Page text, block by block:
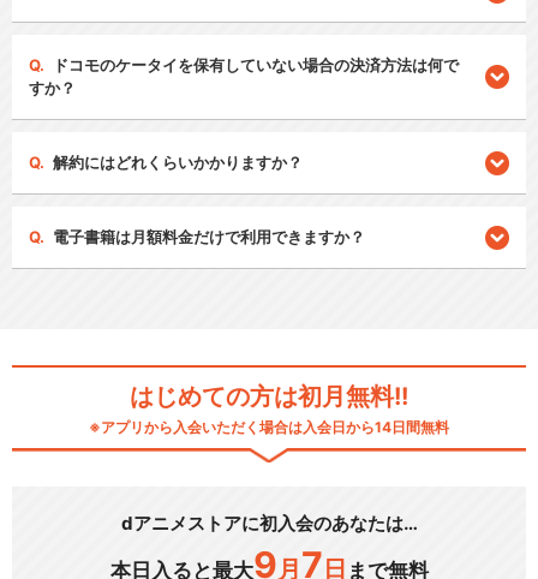
ドコモのケータイを保有していない場合の決済方法は何で
すか？
解約にはどれくらいかかりますか？
電子書籍は月額料金だけで利用できますか？
はじめての方は初月無料!!
※アプリから入会いただく場合は入会日から14日間無料
dアニメストアに初入会のあなたは…
本日入ると最大9 月 7 日 まで無料